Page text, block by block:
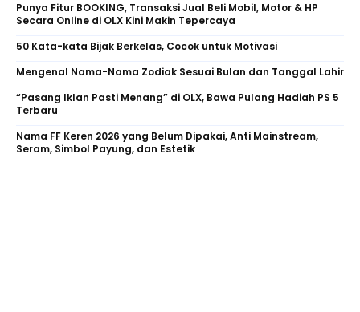
Punya Fitur BOOKING, Transaksi Jual Beli Mobil, Motor & HP
Secara Online di OLX Kini Makin Tepercaya
50 Kata-kata Bijak Berkelas, Cocok untuk Motivasi
Mengenal Nama-Nama Zodiak Sesuai Bulan dan Tanggal Lahir
“Pasang Iklan Pasti Menang” di OLX, Bawa Pulang Hadiah PS 5
Terbaru
Nama FF Keren 2026 yang Belum Dipakai, Anti Mainstream,
Seram, Simbol Payung, dan Estetik